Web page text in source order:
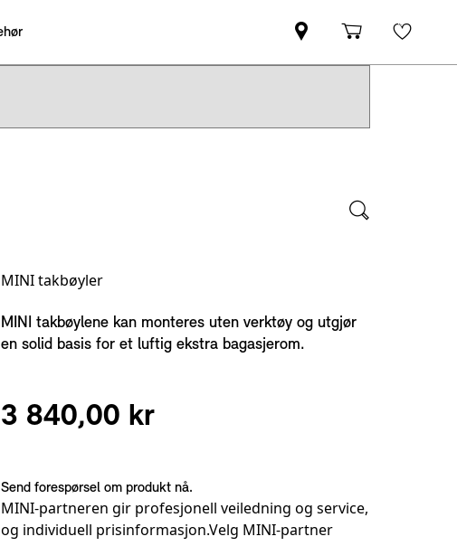
MINI takbøyler
MINI takbøylene kan monteres uten verktøy og utgjør
en solid basis for et luftig ekstra bagasjerom.
3 840,00 kr
Send forespørsel om produkt nå.
MINI-partneren gir profesjonell veiledning og service,
og individuell prisinformasjon.Velg MINI-partner